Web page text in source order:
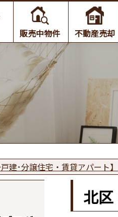
販売中物件 不動産売却
建･分譲住宅・賃貸アパート】
北